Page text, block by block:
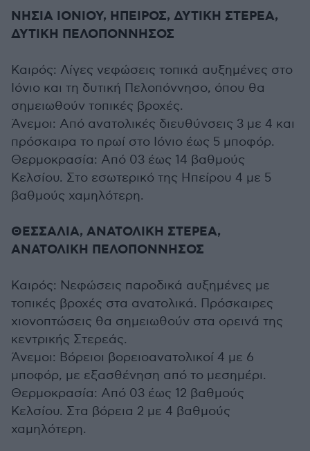
ΝΗΣΙΑ ΙΟΝΙΟΥ, ΗΠΕΙΡΟΣ, ΔΥΤΙΚΗ ΣΤΕΡΕΑ,
ΔΥΤΙΚΗ ΠΕΛΟΠΟΝΝΗΣΟΣ
Καιρός: Λίγες νεφώσεις τοπικά αυξημένες στο
Ιόνιο και τη δυτική Πελοπόννησο, όπου θα
σημειωθούν τοπικές βροχές.
Άνεμοι: Από ανατολικές διευθύνσεις 3 με 4 και
πρόσκαιρα το πρωί στο Ιόνιο έως 5 μποφόρ.
Θερμοκρασία: Από 03 έως 14 βαθμούς
Κελσίου. Στο εσωτερικό της Ηπείρου 4 με 5
βαθμούς χαμηλότερη.
ΘΕΣΣΑΛΙΑ, ΑΝΑΤΟΛΙΚΗ ΣΤΕΡΕΑ,
ΑΝΑΤΟΛΙΚΗ ΠΕΛΟΠΟΝΝΗΣΟΣ
Καιρός: Νεφώσεις παροδικά αυξημένες με
τοπικές βροχές στα ανατολικά. Πρόσκαιρες
χιονοπτώσεις θα σημειωθούν στα ορεινά της
κεντρικής Στερεάς.
Άνεμοι: Βόρειοι βορειοανατολικοί 4 με 6
μποφόρ, με εξασθένηση από το μεσημέρι.
Θερμοκρασία: Από 03 έως 12 βαθμούς
Κελσίου. Στα βόρεια 2 με 4 βαθμούς
χαμηλότερη.